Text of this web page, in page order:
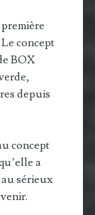
concept
BOX
depuis
concept
a
sérieux